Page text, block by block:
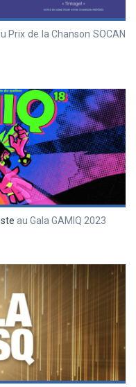
Prix de la Chanson SOCAN
au Gala GAMIQ 2023